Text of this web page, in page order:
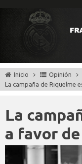
Inicio
Opinión
La campaña de Riquelme
La
a favor